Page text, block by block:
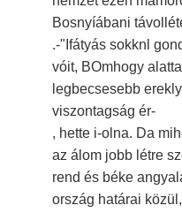
Bosnyíábani
.-"Ifátyás sokknl
vóit, BOmhogy
legbecsesebb
viszontagság ér-
, hette i-olna. Da
az álom jobb létre
rend és béke
ország határai